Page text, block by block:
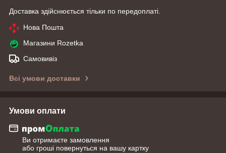
Доставка здійснюється тільки по передоплаті.
Нова Пошта
Магазини Rozetka
Самовивіз
Всі умови доставки
Умови оплати
Ви отримаєте замовлення
або гроші повернуться на вашу картку